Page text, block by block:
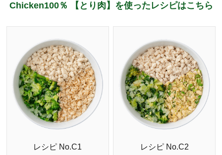
Chicken100％ 【とり肉】を使ったレシピはこちら
レシピ No.C1 レシピ No.C2